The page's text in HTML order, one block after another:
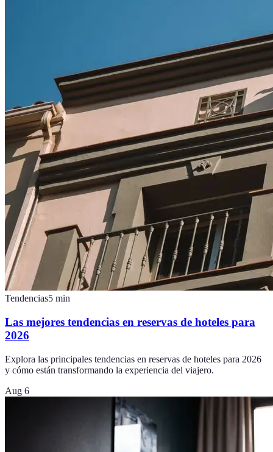
Tendencias5 min
Las mejores tendencias en reservas de hoteles para
2026
Explora las principales tendencias en reservas de hoteles para 2026
y cómo están transformando la experiencia del viajero.
Aug 6